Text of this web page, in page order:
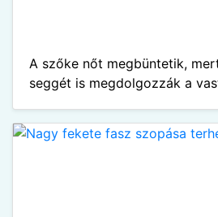
A szőke nőt megbüntetik,
seggét is megdolgozzák a